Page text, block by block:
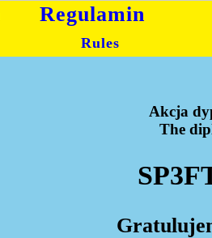
Regulamin
Rules
Akcja
The